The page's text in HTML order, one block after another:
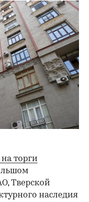
торги
Тверской
наследия